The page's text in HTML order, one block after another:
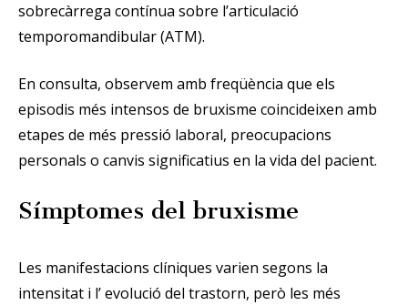
sobrecàrrega contínua sobre l’articulació
temporomandibular (ATM).
En consulta, observem amb freqüència que els
episodis més intensos de bruxisme coincideixen amb
etapes de més pressió laboral, preocupacions
personals o canvis significatius en la vida del pacient.
Símptomes del bruxisme
Les manifestacions clíniques varien segons la
intensitat i l’ evolució del trastorn, però les més